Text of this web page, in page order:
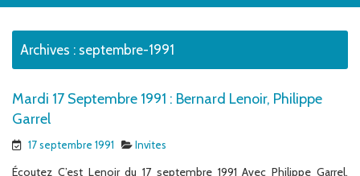
Archives : septembre-1991
Mardi 17 Septembre 1991 : Bernard Lenoir, Philippe
Garrel
17 septembre 1991 Invites
Écoutez C’est Lenoir du 17 septembre 1991 Avec Philippe Garrel,